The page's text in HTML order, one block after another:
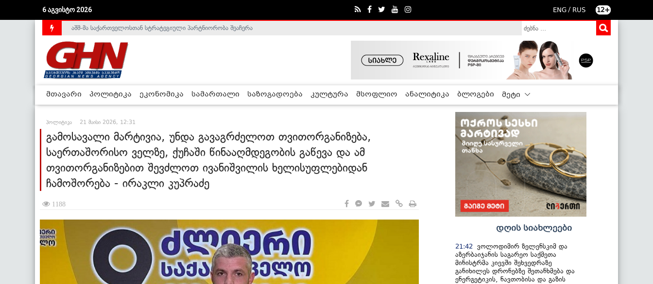
6 აგვისტო 2026 ENG / RUS 12+
საქართველოს დე-ფაქტო მთავრობა არალეგიტიმურია - ჰელსინკის კომისია
მთავარი პოლიტიკა ეკონომიკა სამართალი საზოგადოება კულტურა მსოფლიო ანალიტიკა ბლოგები მეტი
პოლიტიკა 21 მაისი 2026, 12:31
გამოსავალი მარტივია, უნდა გავაგრძელოთ თვითორგანიზება,
საერთაშორისო ველზე, ქუჩაში წინააღმდეგობის გაწევა და ამ
თვითორგანიზებით შევძლოთ ივანიშვილის ხელისუფლებიდან
ჩამოშორება - ირაკლი კუპრაძე
1188
დღის სიახლეები
21:42
ვოლოდიმირ ზელენსკიმ და
აზერბაიჯანის საგარეო საქმეთა
მინისტრმა კიევში შეხვედრაზე
განიხილეს დრონებზე შეთანხმება და
ენერგეტიკის, ნავთობისა და გაზის